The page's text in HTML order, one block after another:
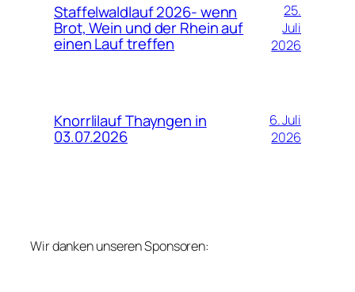
Staffelwaldlauf 2026- wenn
Brot, Wein und der Rhein auf
einen Lauf treffen
25.
Juli
2026
Knorrlilauf Thayngen in
03.07.2026
6. Juli
2026
Wir danken unseren Sponsoren: